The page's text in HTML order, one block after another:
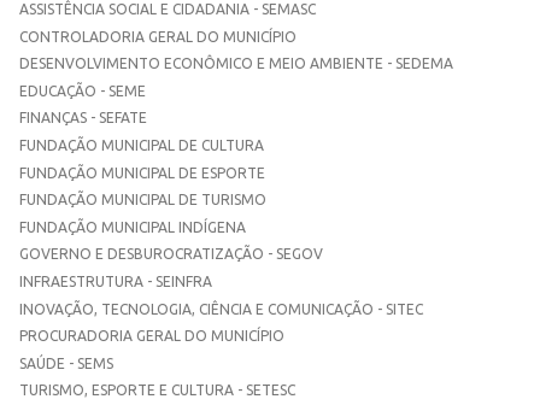
ASSISTÊNCIA SOCIAL E CIDADANIA - SEMASC
CONTROLADORIA GERAL DO MUNICÍPIO
DESENVOLVIMENTO ECONÔMICO E MEIO AMBIENTE - SEDEMA
EDUCAÇÃO - SEME
FINANÇAS - SEFATE
FUNDAÇÃO MUNICIPAL DE CULTURA
FUNDAÇÃO MUNICIPAL DE ESPORTE
FUNDAÇÃO MUNICIPAL DE TURISMO
FUNDAÇÃO MUNICIPAL INDÍGENA
GOVERNO E DESBUROCRATIZAÇÃO - SEGOV
INFRAESTRUTURA - SEINFRA
INOVAÇÃO, TECNOLOGIA, CIÊNCIA E COMUNICAÇÃO - SITEC
PROCURADORIA GERAL DO MUNICÍPIO
SAÚDE - SEMS
TURISMO, ESPORTE E CULTURA - SETESC